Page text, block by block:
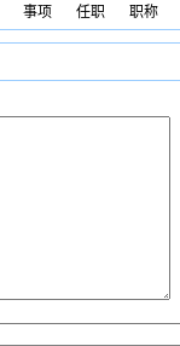
事项 任职 职称